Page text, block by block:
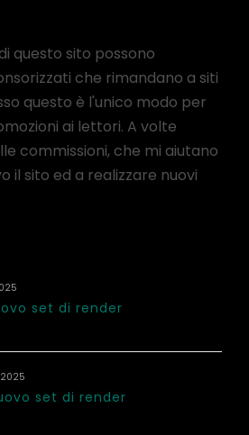
questo sito possono
che rimandano a siti
questo è l'unico modo per
ai lettori. A volte
commissioni, che mi aiutano
il sito ed a realizzare nuovi
set di render
set di render